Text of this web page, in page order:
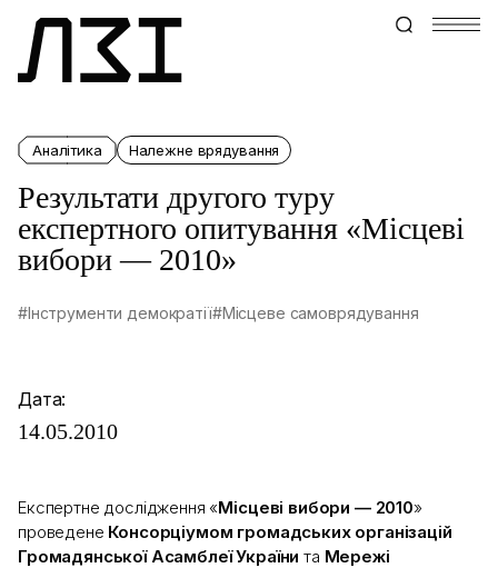
Аналітика Належне врядування
Результати другого туру
експертного опитування «Місцеві
вибори — 2010»
#Інструменти демократії#Місцеве самоврядування
Дата:
14.05.2010
Експертне дослідження «Місцеві вибори — 2010»
проведене Консорціумом громадських організацій
Громадянської Асамблеї України та Мережі